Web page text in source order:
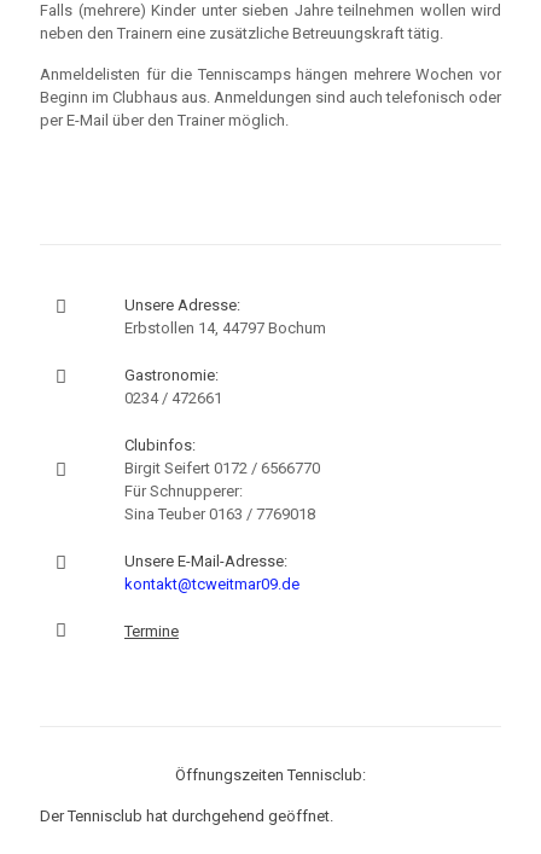
Falls (mehrere) Kinder unter sieben Jahre teilnehmen wollen wird
neben den Trainern eine zusätzliche Betreuungskraft tätig.
Anmeldelisten für die Tenniscamps hängen mehrere Wochen vor
Beginn im Clubhaus aus. Anmeldungen sind auch telefonisch oder
per E-Mail über den Trainer möglich.
Unsere Adresse:
Erbstollen 14, 44797 Bochum
Gastronomie:
0234 / 472661
Clubinfos:
Birgit Seifert 0172 / 6566770
Für Schnupperer:
Sina Teuber0163 / 7769018
Unsere E-Mail-Adresse:
kontakt@tcweitmar09.de
Termine
Öffnungszeiten Tennisclub:
Der Tennisclub hat durchgehend geöffnet.